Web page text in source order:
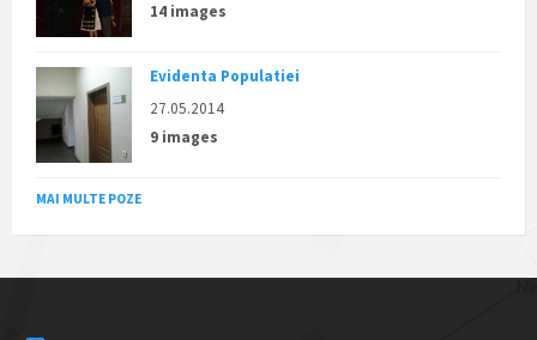
14 images
Evidenta Populatiei
27.05.2014
9 images
MAI MULTE POZE